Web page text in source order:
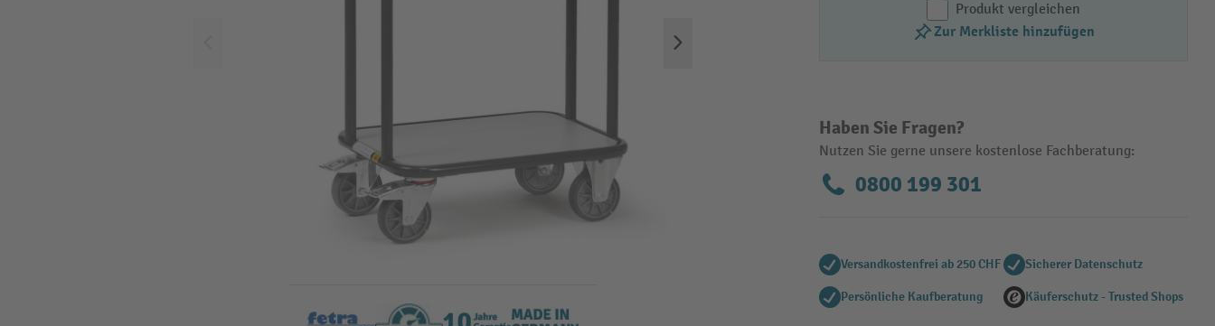
Video abspielen
Produkt vergleichen
Zur Merkliste hinzufügen
Haben Sie Fragen?
Nutzen Sie gerne unsere kostenlose Fachberatung:
0800 199 301
Versandkostenfrei ab 250 CHF Sicherer Datenschutz
Persönliche Kaufberatung Käuferschutz - Trusted Shops